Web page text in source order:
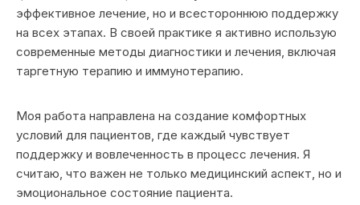
эффективное лечение, но и всестороннюю поддержку
на всех этапах. В своей практике я активно использую
современные методы диагностики и лечения, включая
таргетную терапию и иммунотерапию.
Моя работа направлена на создание комфортных
условий для пациентов, где каждый чувствует
поддержку и вовлеченность в процесс лечения. Я
считаю, что важен не только медицинский аспект, но и
эмоциональное состояние пациента.